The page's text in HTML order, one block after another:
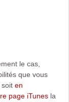
le cas,
que vous
soit en
page iTunes la